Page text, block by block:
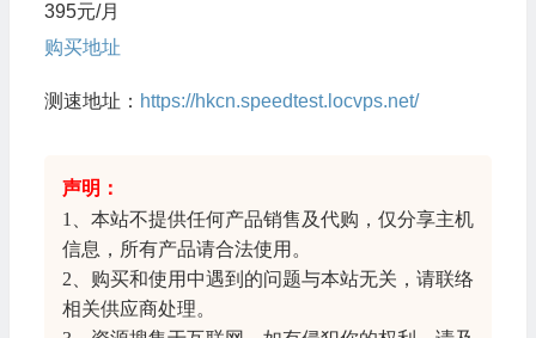
395元/月
购买地址
测速地址： https://hkcn.speedtest.locvps.net/
声明：
1、本站不提供任何产品销售及代购，仅分享主机
信息 ，所有产品请合法使用。
2、购买和使用中遇到的问题与本站无关，请联络
相关供应商处理。